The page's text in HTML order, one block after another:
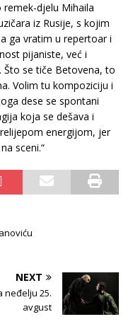
djelu Mihaila
iz Rusije, s kojim
ga vratim u repertoar i
pijaniste, već i
se tiče Betovena, to
Volim tu kompoziciju i
dese se spontani
koja se dešava i
energijom, jer
sceni.“
NEXT
neđelju 25.
avgust